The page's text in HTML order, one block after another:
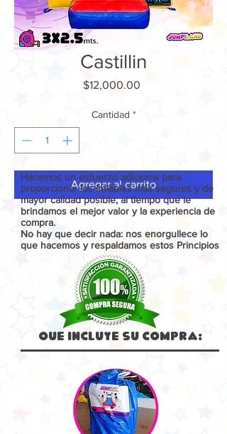
Castillin
$12,000.00
Cantidad *
Agregar al carrito
Hacemos un esfuerzo adicional para
proporcionar los inflables más seguros y de
mayor calidad posible, al tiempo que le
brindamos el mejor valor y la experiencia de
compra.
No hay que decir nada: nos enorgullece lo
que hacemos y respaldamos estos Principios
Que Incluye su compra: